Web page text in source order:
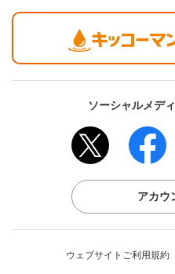
ソーシャルメデ
アカウ
ウェブサイトご利用規約